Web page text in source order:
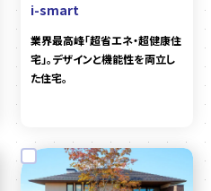
i-smart
業界最高峰「超省エネ・超健康住
宅」。デザインと機能性を両立し
た住宅。